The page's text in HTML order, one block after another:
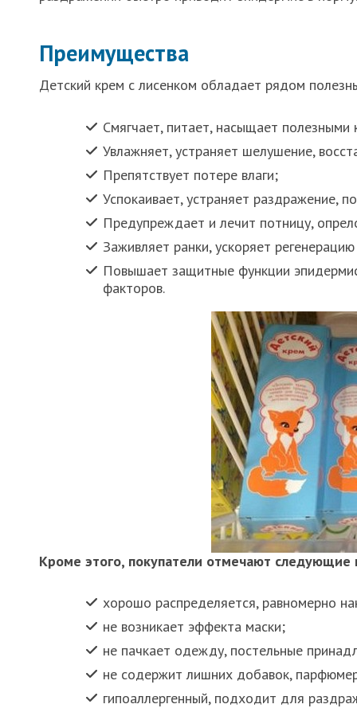
Преимущества
Детский крем с лисенком обладает рядом
Смягчает, питает, насыщает полезными
Увлажняет, устраняет шелушение,
Препятствует потере влаги;
Успокаивает, устраняет раздражение,
Предупреждает и лечит потницу,
Заживляет ранки, ускоряет
Повышает защитные функции
факторов.
Кроме этого, покупатели отмечают
хорошо распределяется, равномерно
не возникает эффекта маски;
не пачкает одежду, постельные
не содержит лишних добавок,
гипоаллергенный, подходит для